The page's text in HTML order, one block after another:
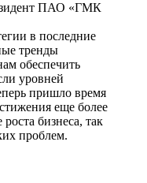
ПАО «ГМК
в последние
тренды
обеспечить
уровней
пришло время
еще более
бизнеса, так
проблем.